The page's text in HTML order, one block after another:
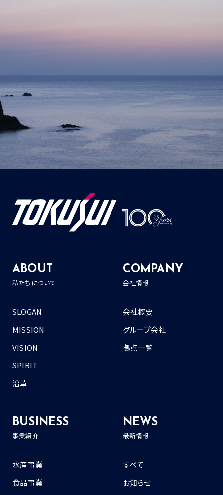
ABOUT
私たちについて
SLOGAN
MISSION
VISION
SPIRIT
沿革
COMPANY
会社情報
会社概要
グループ会社
拠点一覧
BUSINESS
事業紹介
水産事業
食品事業
NEWS
最新情報
すべて
お知らせ